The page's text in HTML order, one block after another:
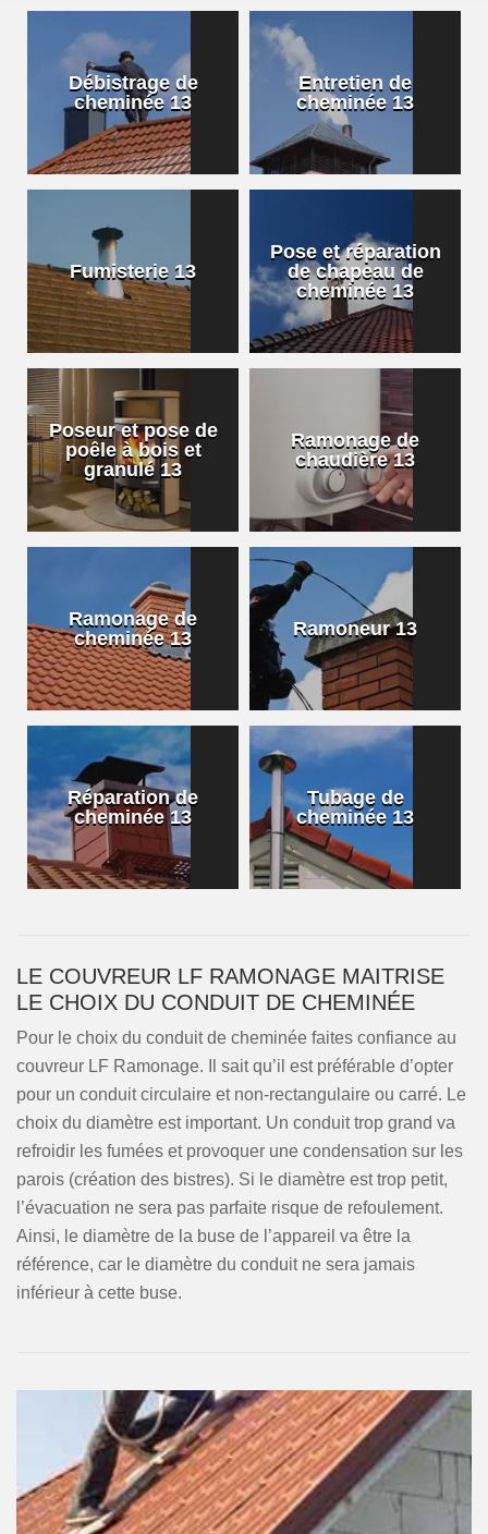
Débistrage de
cheminée 13
Entretien de
cheminée 13
Fumisterie 13
Pose et réparation
de chapeau de
cheminée 13
Poseur et pose de
poêle à bois et
granulé 13
Ramonage de
chaudière 13
Ramonage de
cheminée 13
Ramoneur 13
Réparation de
cheminée 13
Tubage de
cheminée 13
LE COUVREUR LF RAMONAGE MAITRISE
LE CHOIX DU CONDUIT DE CHEMINÉE
Pour le choix du conduit de cheminée faites confiance au
couvreur LF Ramonage. Il sait qu’il est préférable d’opter
pour un conduit circulaire et non-rectangulaire ou carré. Le
choix du diamètre est important. Un conduit trop grand va
refroidir les fumées et provoquer une condensation sur les
parois (création des bistres). Si le diamètre est trop petit,
l’évacuation ne sera pas parfaite risque de refoulement.
Ainsi, le diamètre de la buse de l’appareil va être la
référence, car le diamètre du conduit ne sera jamais
inférieur à cette buse.